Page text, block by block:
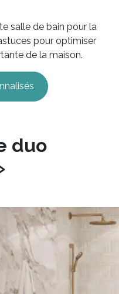
salle de bain pour la
pour optimiser
de la maison.
duo